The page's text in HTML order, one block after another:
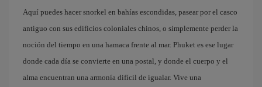
Aquí puedes hacer snorkel en bahías escondidas, pasear por el casco
antiguo con sus edificios coloniales chinos, o simplemente perder la
noción del tiempo en una hamaca frente al mar. Phuket es ese lugar
donde cada día se convierte en una postal, y donde el cuerpo y el
alma encuentran una armonía difícil de igualar. Vive una